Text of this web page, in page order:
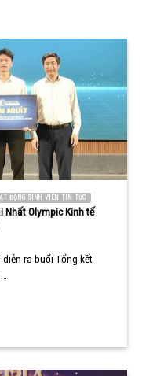
ĐỘNG SINH VIÊN TIN TỨC
Nhất Olympic Kinh tế
ra buổi Tổng kết